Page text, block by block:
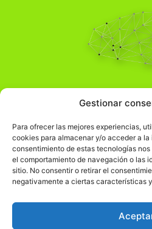
Gestionar
Para ofrecer las mejores experiencias,
cookies para almacenar y/o acceder a
consentimiento de estas tecnologías
el comportamiento de navegación o las
sitio. No consentir o retirar el
negativamente a ciertas características
Pensamiento
Comprender el mundo
Información
჻Política de
Política de